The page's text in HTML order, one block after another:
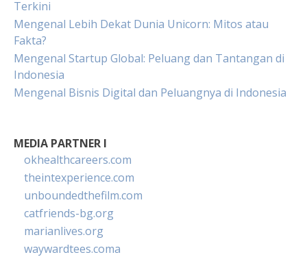
Terkini
Mengenal Lebih Dekat Dunia Unicorn: Mitos atau
Fakta?
Mengenal Startup Global: Peluang dan Tantangan di
Indonesia
Mengenal Bisnis Digital dan Peluangnya di Indonesia
MEDIA PARTNER I
okhealthcareers.com
theintexperience.com
unboundedthefilm.com
catfriends-bg.org
marianlives.org
waywardtees.coma